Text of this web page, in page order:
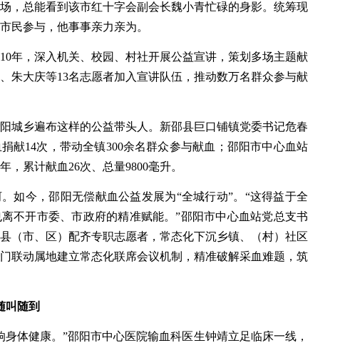
，总能看到该市红十字会副会长魏小青忙碌的身影。统筹现
民参与，他事事亲力亲为。
年，深入机关、校园、村社开展公益宣讲，策划多场主题献
朱大庆等13名志愿者加入宣讲队伍，推动数万名群众参与献
城乡遍布这样的公益带头人。新邵县巨口铺镇党委书记危春
献14次，带动全镇300余名群众参与献血；邵阳市中心血站
，累计献血26次、总量9800毫升。
如今，邵阳无偿献血公益发展为“全城行动”。“这得益于全
不开市委、市政府的精准赋能。”邵阳市中心血站党总支书
（市、区）配齐专职志愿者，常态化下沉乡镇、（村）社区
联动属地建立常态化联席会议机制，精准破解采血难题，筑
叫随到
体健康。”邵阳市中心医院输血科医生钟靖立足临床一线，